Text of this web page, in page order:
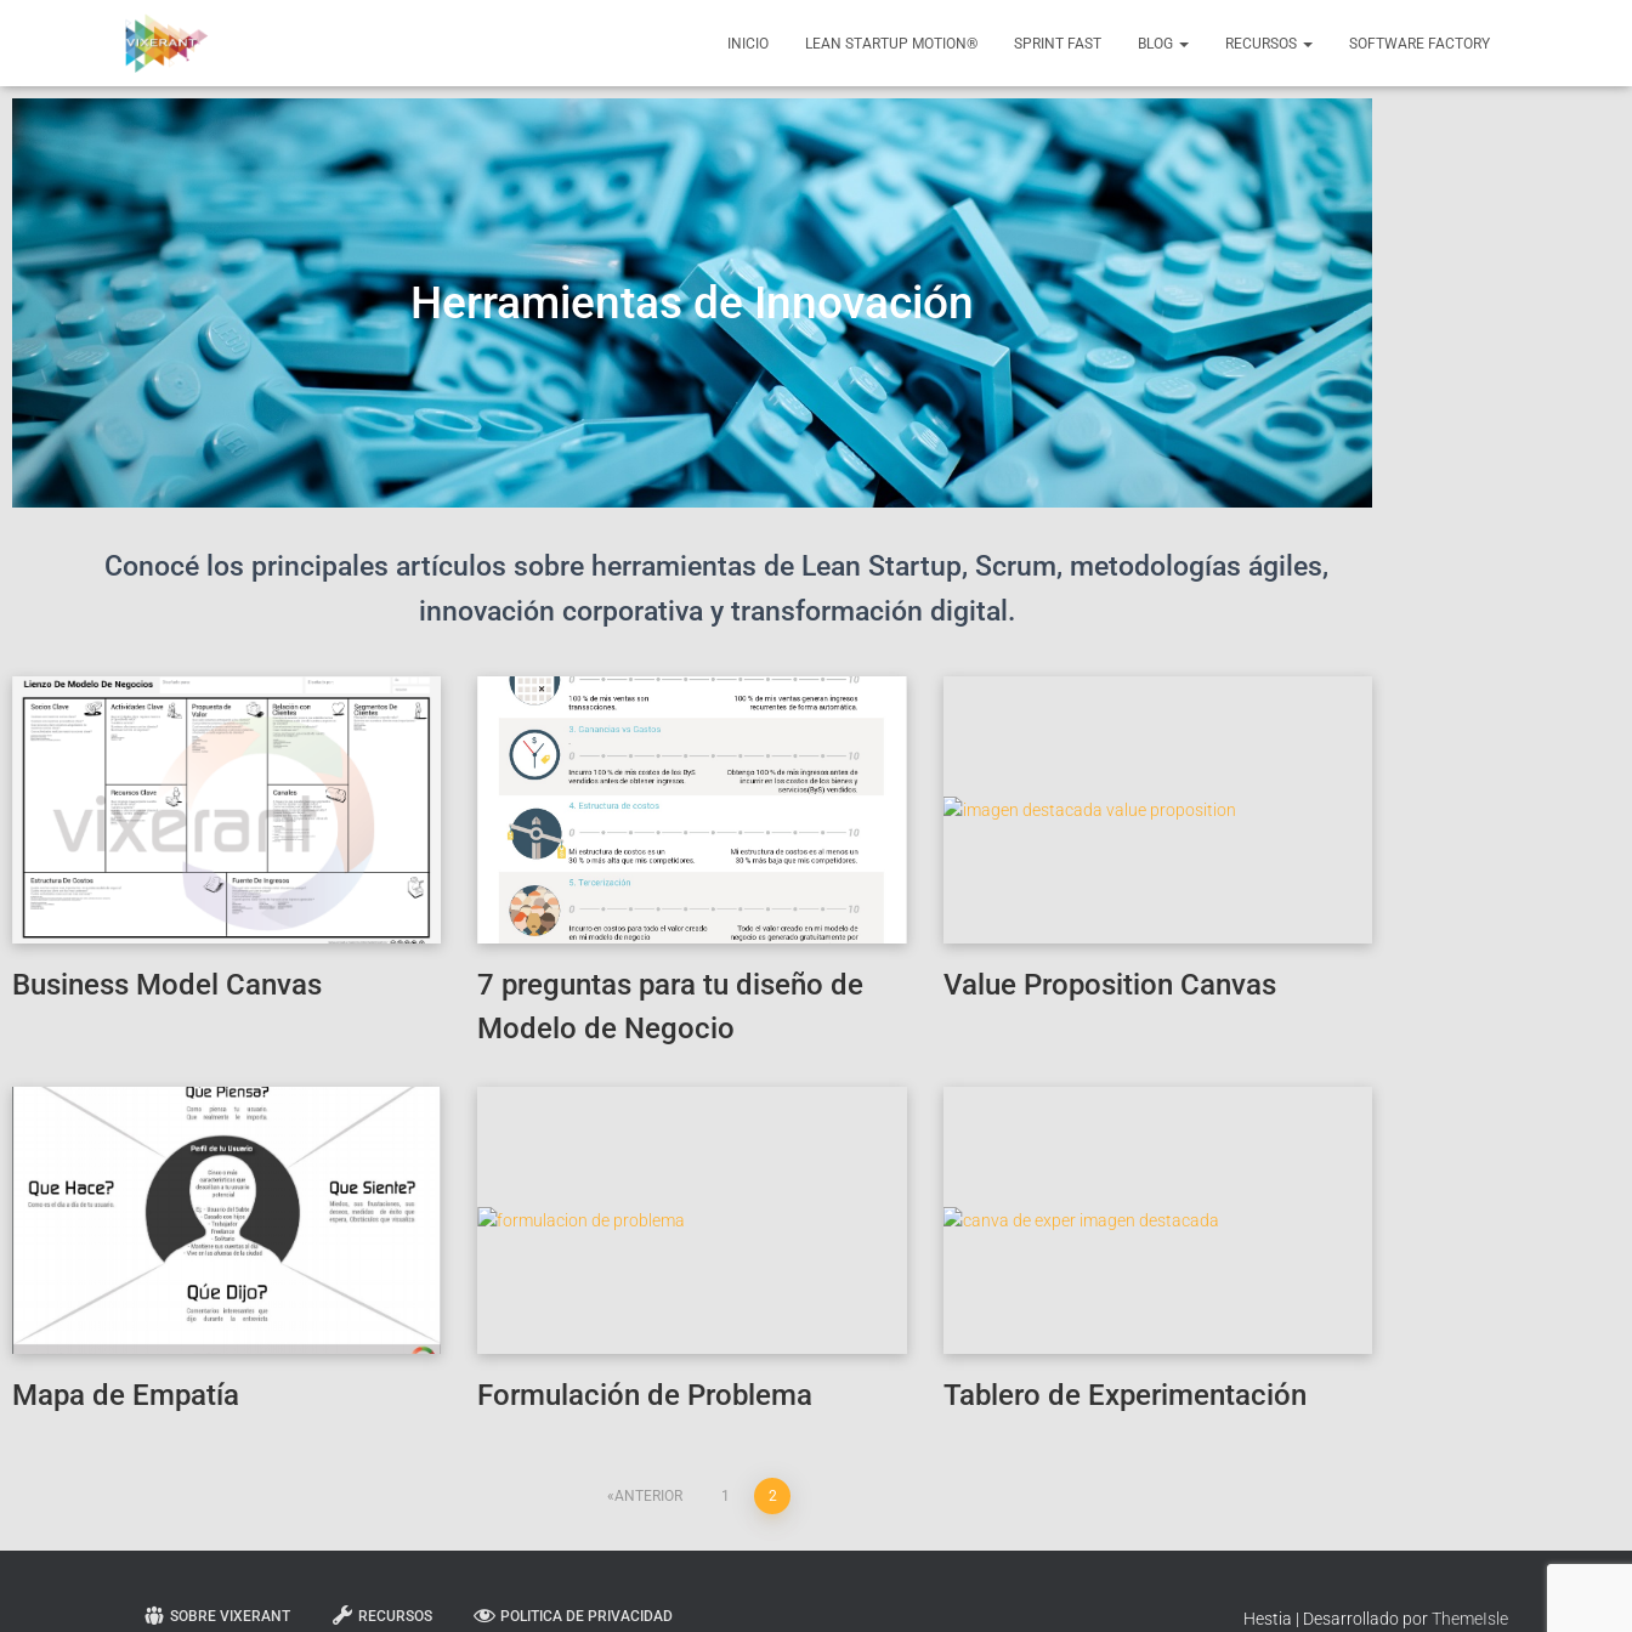
INICIO LEAN STARTUP MOTION® SPRINT FAST BLOG RECURSOS SOFTWARE FACTORY
Herramientas de Innovación
Conocé los principales artículos sobre herramientas de Lean Startup, Scrum, metodologías ágiles,
innovación corporativa y transformación digital.
Business Model Canvas
7 preguntas para tu diseño de
Modelo de Negocio
Value Proposition Canvas
Mapa de Empatía Formulación de Problema Tablero de Experimentación
ANTERIOR 1 2
SOBRE VIXERANT RECURSOS POLITICA DE PRIVACIDAD Hestia | Desarrollado porThemeIsle